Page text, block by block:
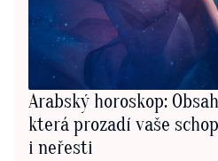
Arabský horoskop:
která prozadí vaše
i neřesti